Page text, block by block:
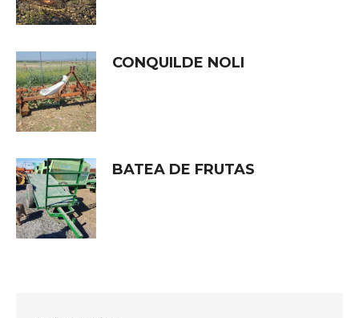
CONQUILDE NOLI
BATEA DE FRUTAS